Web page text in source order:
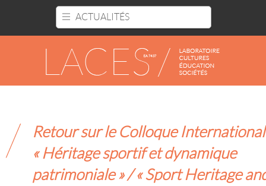
Panneau de gestion des cookies
ACTUALITÉS
Retour sur le Colloque International
« Héritage sportif et dynamique
patrimoniale » / « Sport Heritage